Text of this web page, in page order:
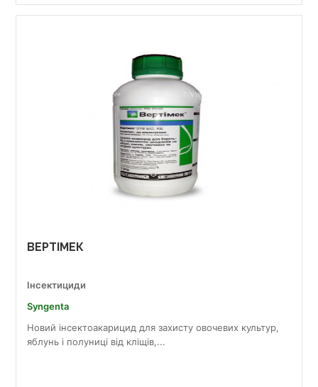
ВЕРТІМЕК
Інсектициди
Syngenta
Новий інсектоакарицид для захисту овочевих культур,
яблунь і полуниці від кліщів,...